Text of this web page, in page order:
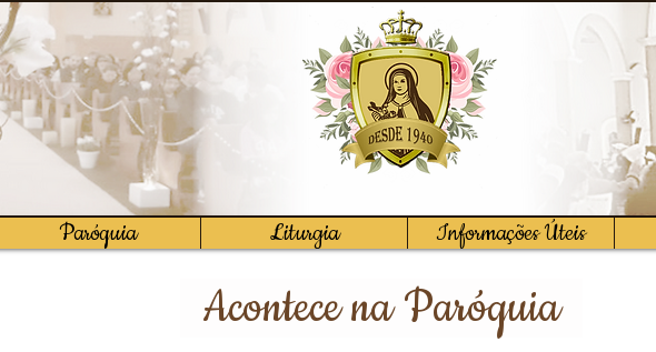
Paróquia Liturgia Informações Úteis
Acontece na Paróquia